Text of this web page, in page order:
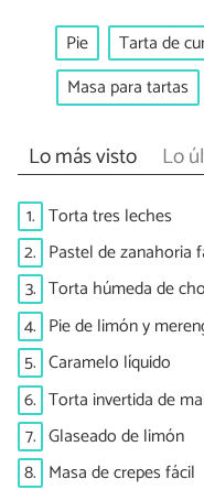
Pie Tarta de
Masa para tartas
Lo más visto Lo
1. Torta tres leches
2. Pastel de zanahoria
3. Torta húmeda de
4. Pie de limón y
5. Caramelo líquido
6. Torta invertida de
7. Glaseado de limón
8. Masa de crepes fácil